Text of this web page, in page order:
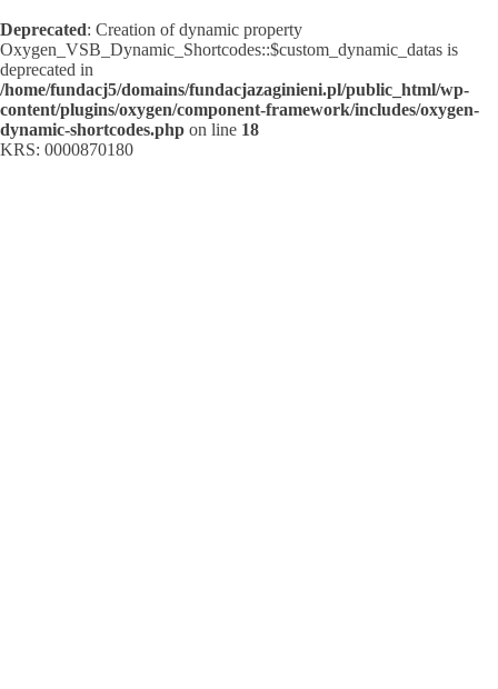
Deprecated: Creation of dynamic property
Oxygen_VSB_Dynamic_Shortcodes::$custom_dynamic_datas is
deprecated in
/home/fundacj5/domains/fundacjazaginieni.pl/public_html/wp-
content/plugins/oxygen/component-framework/includes/oxygen-
dynamic-shortcodes.php on line 18
KRS: 0000870180